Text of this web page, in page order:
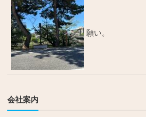
願い。
会社案内